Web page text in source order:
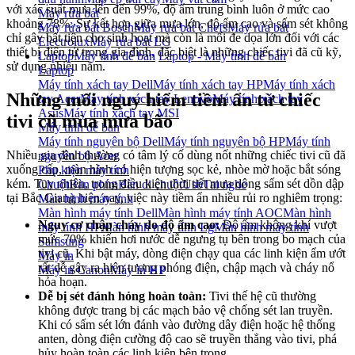
Máy rửa bát
Máy rửa bát BoschMáy rửa bát ChefsMáy rửa bát
ElectroluxMáy rửa bát LG
LaptopMáy tính để bàn Laptop - Máy tính để bàn
Laptop
Máy tính xách tay DellMáy tính xách tay HPMáy tính xách
tay AcerMáy tính xách tay LenovoMáy tính xách tay
AsusMáy tính xách tay MSI
Máy tính để bàn
Máy tính nguyên bộ DellMáy tính nguyên bộ HPMáy tính
nguyên bộ Acer
Phụ kiện máy tính
ChuộtBàn phímBàn di chuộtUsbTai nghe
Màn hình máy tính
Màn hình máy tính DellMàn hình máy tính AOCMàn hình
máy tính HPMàn hình máy tính LgMàn hình máy tính
Samsung
Máy in
Máy in CanonMáy in HP
với xác suất mưa lên đến 99%, độ ẩm trung bình luôn ở mức cao
khoảng 78%. Sự kết hợp giữa mưa lớn, độ ẩm cao và sấm sét không
chỉ gây bất tiện cho sinh hoạt mà còn là mối đe dọa lớn đối với các
thiết bị điện tử trong gia đình, đặc biệt là những chiếc tivi đã cũ kỹ,
sử dụng nhiều năm.
Những mối nguy hiểm tiềm ẩn từ chiếc
tivi cũ mùa mưa bão
Nhiều gia đình thường có tâm lý cố dùng nốt những chiếc tivi cũ đã
xuống cấp, màn hình có hiện tượng sọc kẻ, nhòe mờ hoặc bắt sóng
kém. Tuy nhiên, trong điều kiện thời tiết mưa dông sấm sét dồn dập
tại Bắc Giang hiện nay, việc này tiềm ẩn nhiều rủi ro nghiêm trọng:
Nguy cơ chập cháy do độ ẩm cao:Độ ẩm không khí vượt
mức 70% khiến hơi nước dễ ngưng tụ bên trong bo mạch của
tivi cũ. Khi bật máy, dòng điện chạy qua các linh kiện ẩm ướt
rất dễ gây ra hiện tượng phóng điện, chập mạch và cháy nổ
hỏa hoạn.
Dễ bị sét đánh hỏng hoàn toàn: Tivi thế hệ cũ thường
không được trang bị các mạch bảo vệ chống sét lan truyền.
Khi có sấm sét lớn đánh vào đường dây điện hoặc hệ thống
anten, dòng điện cường độ cao sẽ truyền thẳng vào tivi, phá